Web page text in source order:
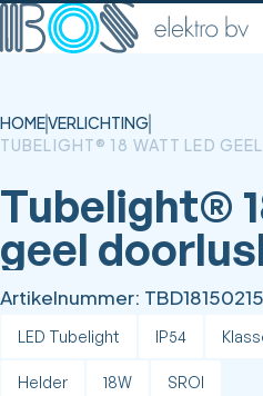
HOMEVERLICHTING
TUBELIGHT® 18 WATT LED
Tubelight®
geel
Artikelnummer:
LED Tubelight IP54
Helder 18W SROI